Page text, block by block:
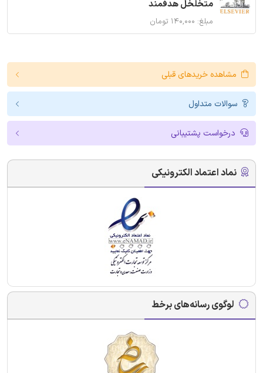
متخلخل هدفمند
مبلغ: ۱۴۰,۰۰۰ تومان
مشاهده خریدهای قبلی
سوالات متداول
درخواست پشتیبانی
نماد اعتماد الکترونیکی
لوگوی رسانه‌های برخط